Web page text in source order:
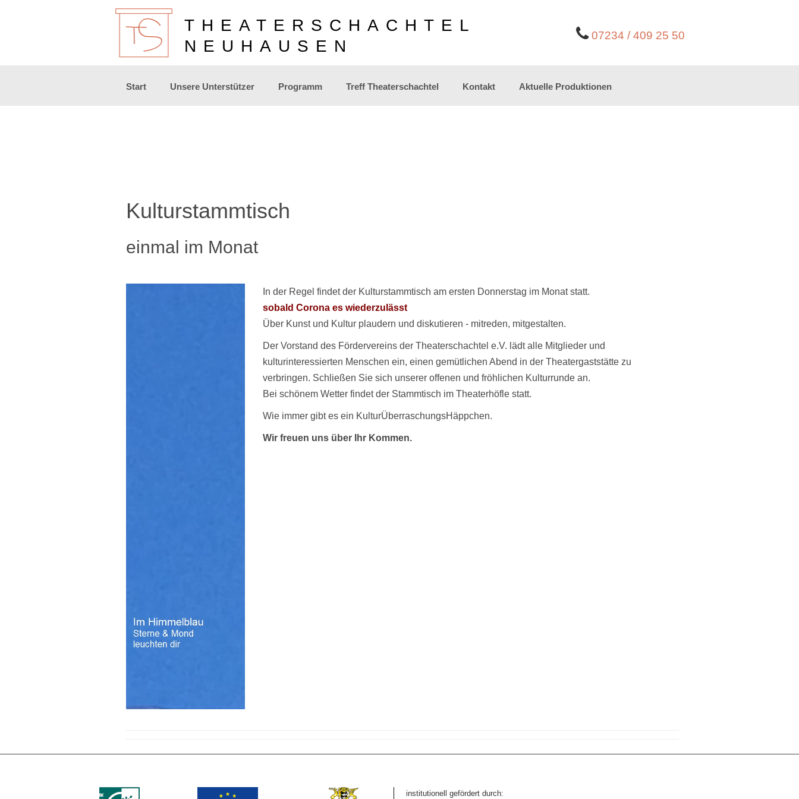
07234 / 409 25 50
THEATERSCHACHTEL
NEUHAUSEN
Zum
Start Unsere Unterstützer Programm Treff Theaterschachtel Kontakt Aktuelle Produktionen
Kulturstammtisch
einmal im Monat
In der Regel findet der Kulturstammtisch am ersten Donnerstag im Monat statt.
sobald Corona es wiederzulässt
Über Kunst und Kultur plaudern und diskutieren - mitreden, mitgestalten.
Der Vorstand des Fördervereins der Theaterschachtel e.V. lädt alle Mitglieder und
kulturinteressierten Menschen ein, einen gemütlichen Abend in der Theatergaststätte zu
verbringen. Schließen Sie sich unserer offenen und fröhlichen Kulturrunde an.
Bei schönem Wetter findet der Stammtisch im Theaterhöfle statt.
Wie immer gibt es ein KulturÜberraschungsHäppchen.
Wir freuen uns über Ihr Kommen.
institutionell gefördert durch: